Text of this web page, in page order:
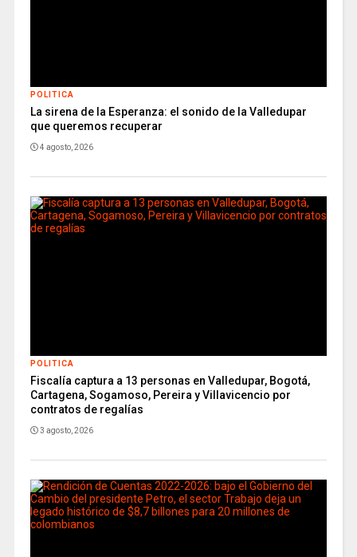
POLITICA
La sirena de la Esperanza: el sonido de la Valledupar
que queremos recuperar
4 agosto, 2026
POLITICA
Fiscalía captura a 13 personas en Valledupar, Bogotá,
Cartagena, Sogamoso, Pereira y Villavicencio por
contratos de regalías
3 agosto, 2026